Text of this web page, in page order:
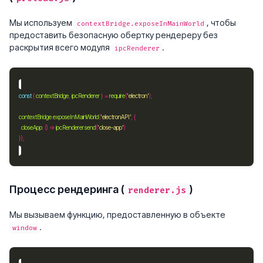
Мы используем contextBridge.exposeInMainWorld , чтобы
предоставить безопасную обертку рендереру без
раскрытия всего модуля
ipcRenderer .
const { contextBridge ipcRenderer } =require('electron'
contextBridgeexposeInMainWorld('electronAPI'
closeApp: () => ipcRenderer.send('close-app'
Процесс рендеринга ( renderer.js )
Мы вызываем функцию, предоставленную в объекте
window .